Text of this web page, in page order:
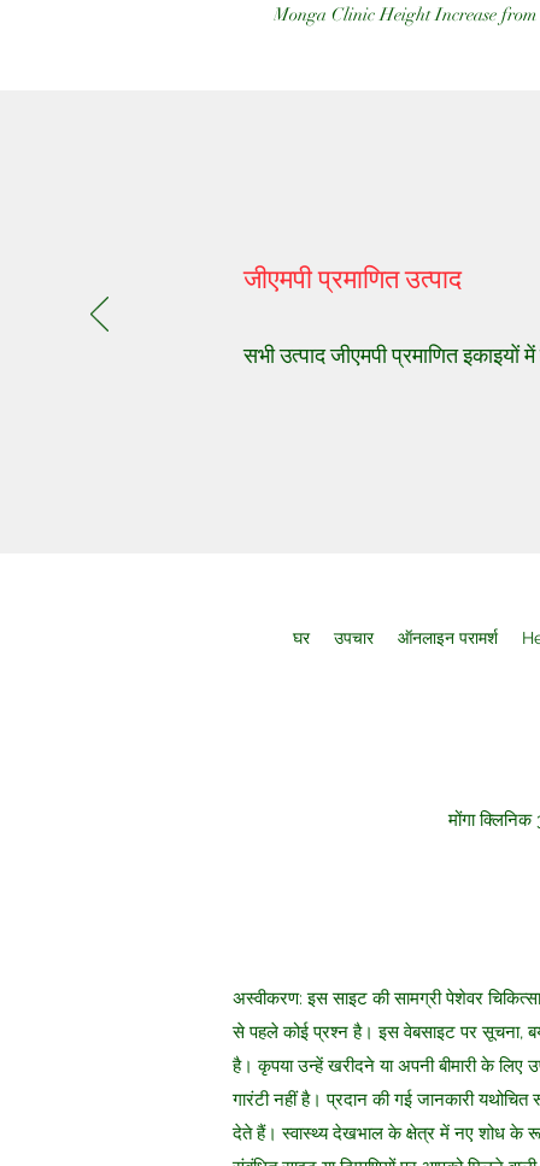
Monga Clinic Height Increase
जीएमपी प्रमाणित उत्पाद
सभी उत्पाद जीएमपी प्रमाणित इकाइयों
घर उपचार ऑनलाइन परामर्श
मोंगा
अस्वीकरण: इस साइट की सामग्री पेशेवर
से पहले कोई प्रश्न है। इस वेबसाइट पर सूचना,
है। कृपया उन्हें खरीदने या अपनी बीमारी के
गारंटी नहीं है। प्रदान की गई जानकारी
देते हैं। स्वास्थ्य देखभाल के क्षेत्र में नए शोध के